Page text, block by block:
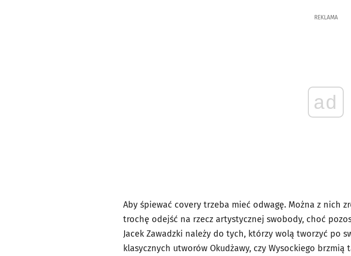
REKLAMA
ad
Aby śpiewać covery trzeba mieć odwagę. Można z nich
trochę odejść na rzecz artystycznej swobody, choć
Jacek Zawadzki należy do tych, którzy wolą tworzyć po
klasycznych utworów Okudżawy, czy Wysockiego